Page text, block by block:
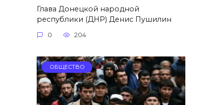
Глава Донецкой народной
республики (ДНР) Денис Пушилин
0 204
ОБЩЕСТВО